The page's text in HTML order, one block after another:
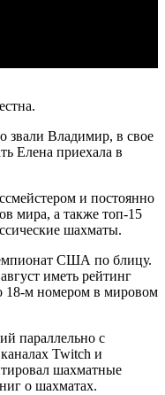
звали Владимир, в свое
Елена приехала в
и постоянно
мира, а также топ-15
шахматы.
США по блицу.
иметь рейтинг
18-м номером в мировом
параллельно с
Twitch и
шахматные
о шахматах.